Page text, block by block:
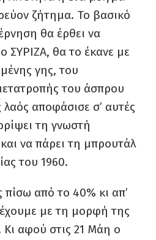
ζήτημα. Το βασικό
θα έρθει να
ΣΥΡΙΖΑ, θα το έκανε με
γης, του
του άσπρου
αποφάσισε σ’ αυτές
τη γνωστή
να πάρει τη μπρουτάλ
του 1960.
πίσω από το 40% κι απ’
έχουμε με τη μορφή της
αφού στις 21 Μάη ο